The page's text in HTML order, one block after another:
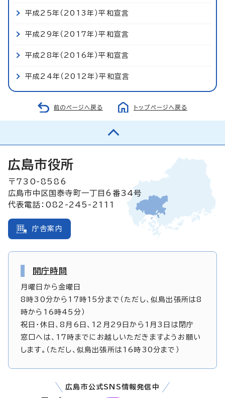
平成25年（2013年）平和宣言
平成29年（2017年）平和宣言
平成28年（2016年）平和宣言
平成24年（2012年）平和宣言
前のページへ戻る トップページへ戻る
広島市役所
〒730-8586
広島市中区国泰寺町一丁目6番34号
代表電話：082-245-2111
庁舎案内
開庁時間
月曜日から金曜日
8時30分から17時15分まで（ただし、似島出張所は8
時から16時45分）
祝日・休日、8月6日、12月29日から1月3日は閉庁
窓口へは、17時までにお越しいただきますようお願い
します。（ただし、似島出張所は16時30分まで）
広島市公式SNS情報発信中